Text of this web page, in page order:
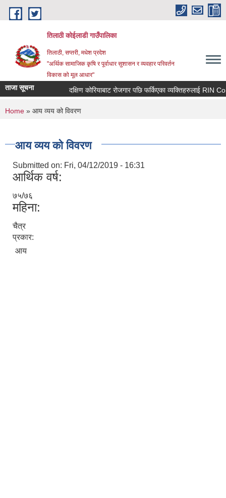
Skip to main content
तिलाठी कोईलाडी गाउँपालिका
तिलाठी, सप्तरी, मधेश प्रदेश
"अर्थिक सामाजिक कृषि र पूर्वाधार सुशासन र व्यवहार परिवर्तन
विकास को मूल आधार"
ताजा सूचना दक्षिण कोरियाबाट रोजगार पछि फर्किएका व्यक्तिहरुलाई RIN
You are here
Home » आय व्यय को विवरण
आय व्यय को विवरण
Submitted on: Fri, 04/12/2019 - 16:31
आर्थिक वर्ष:
७५/७६
महिना:
चैत्र
प्रकार:
आय